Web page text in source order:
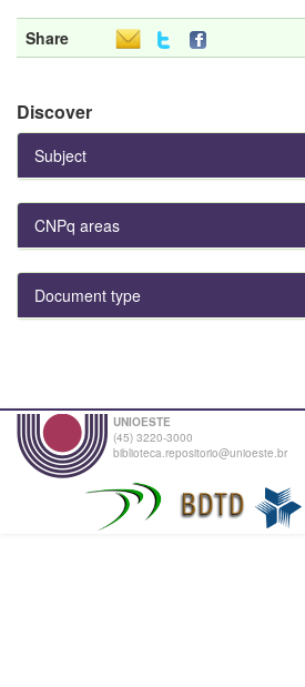
Share
Discover
Subject
CNPq areas
Document type
UNIOESTE
(45) 3220-3000
biblioteca.repositorio@unioeste.br